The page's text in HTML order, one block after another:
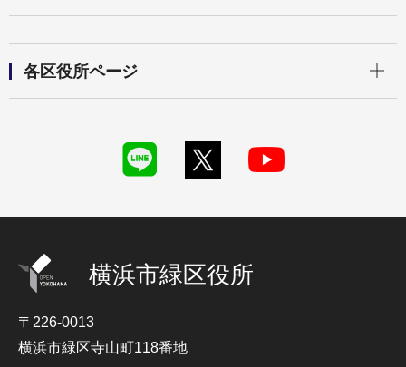
各区役所ページ
横浜市緑区役所
〒226-0013
横浜市緑区寺山町118番地